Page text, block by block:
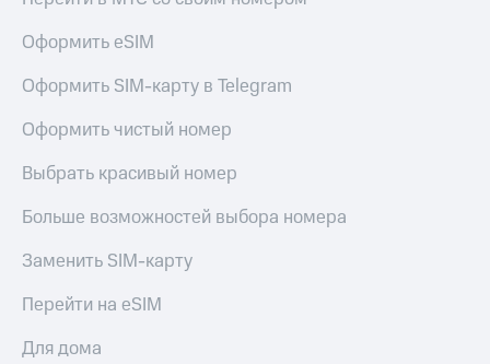
Оформить eSIM
Оформить SIM-карту в Telegram
Оформить чистый номер
Выбрать красивый номер
Больше возможностей выбора номера
Заменить SIM-карту
Перейти на eSIM
Для дома